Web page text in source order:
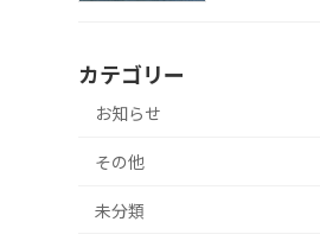
カテゴリー
お知らせ
その他
未分類